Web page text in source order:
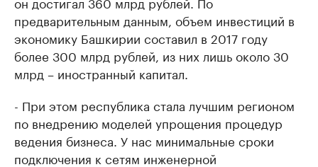
предварительным данным, объем инвестиций в
экономику Башкирии составил в 2017 году
более 300 млрд рублей, из них лишь около 30
млрд – иностранный капитал.
- При этом республика стала лучшим регионом
по внедрению моделей упрощения процедур
ведения бизнеса. У нас минимальные сроки
подключения к сетям инженерной